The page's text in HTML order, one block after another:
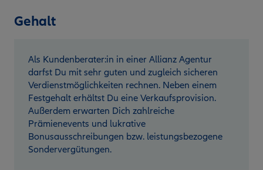
Gehalt
Als Kundenberater:in in einer Allianz Agentur
darfst Du mit sehr guten und zugleich sicheren
Verdienstmöglichkeiten rechnen. Neben einem
Festgehalt erhältst Du eine Verkaufsprovision.
Außerdem erwarten Dich zahlreiche
Prämienevents und lukrative
Bonusausschreibungen bzw. leistungsbezogene
Sondervergütungen.